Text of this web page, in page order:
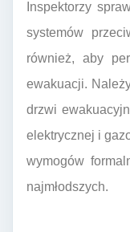
Inspektorzy
systemów
również, aby
ewakuacji.
drzwi
elektrycznej i
wymogów
najmłodszych.